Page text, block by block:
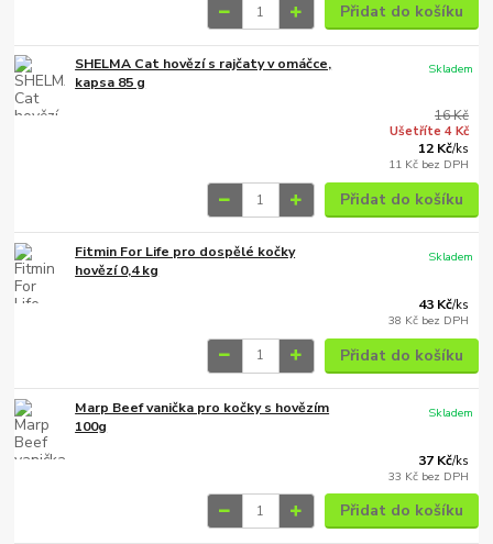
Přidat do košíku
SHELMA Cat hovězí s rajčaty v omáčce,
kapsa 85 g
16 Kč
Ušetříte 4 Kč
12 Kč/ks
11 Kč bez DPH
Skladem
Přidat do košíku
Fitmin For Life pro dospělé kočky
hovězí 0,4 kg
43 Kč/ks
38 Kč bez DPH
Skladem
Přidat do košíku
Marp Beef vanička pro kočky s hovězím
100g
37 Kč/ks
33 Kč bez DPH
Skladem
Přidat do košíku